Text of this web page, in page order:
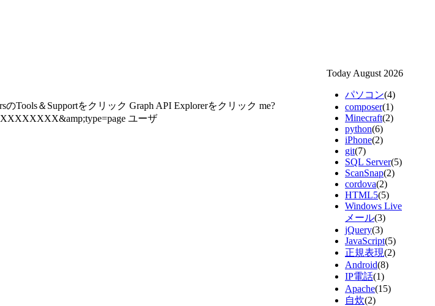
Tools＆Supportをクリック Graph API Explorerをクリック me?
ユーザ
Today August 2026
パソコン(4)
composer(1)
Minecraft(2)
python(6)
iPhone(2)
git(7)
SQL Server(5)
ScanSnap(2)
cordova(2)
HTML5(5)
Windows Live
メール(3)
jQuery(3)
JavaScript(5)
正規表現(2)
Android(8)
IP電話(1)
Apache(15)
自炊(2)